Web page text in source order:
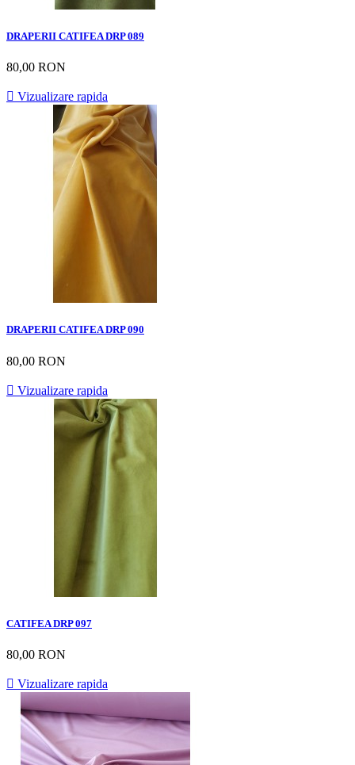
DRAPERII CATIFEA DRP 089
80,00 RON
 Vizualizare rapida
DRAPERII CATIFEA DRP 090
80,00 RON
 Vizualizare rapida
CATIFEA DRP 097
80,00 RON
 Vizualizare rapida